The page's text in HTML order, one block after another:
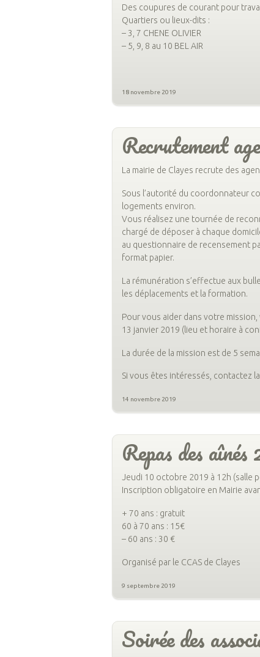
Des coupures de courant pour
Quartiers ou lieux-dits :
– 3, 7 CHENE OLIVIER
– 5, 9, 8 au 10 BEL AIR
18 novembre 2019
Recrutement
La mairie de Clayes recrute des
Sous l’autorité du coordonnateur
logements environ.
Vous réalisez une tournée de
chargé de déposer à chaque
au questionnaire de recensement
format papier.
La rémunération s’effectue aux
les déplacements et la formation.
Pour vous aider dans votre
13 janvier 2019 (lieu et horaire à
La durée de la mission est de 5
Si vous êtes intéressés, contactez
14 novembre 2019
Repas des aînés
Jeudi 10 octobre 2019 à 12h (salle
Inscription obligatoire en Mairie
+ 70 ans : gratuit
60 à 70 ans : 15€
– 60 ans : 30 €
Organisé par le CCAS de Clayes
9 septembre 2019
Soirée des